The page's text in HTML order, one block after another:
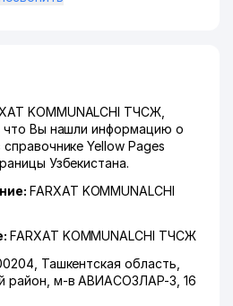
KOMMUNALCHI ТЧСЖ,
что Вы нашли информацию о
Yellow Pages
Узбекистана.
FARXAT KOMMUNALCHI
FARXAT KOMMUNALCHI ТЧСЖ
Ташкентская область
район м-в АВИАСОЗЛАР-3 , 16